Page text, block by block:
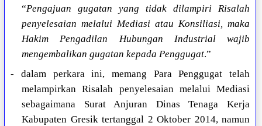
“Pengajuan gugatan yang tidak dilampiri Risalah
penyelesaian melalui Mediasi atau Konsiliasi, maka
Hakim Pengadilan Hubungan Industrial wajib
mengembalikan gugatan kepada Penggugat.”
- dalam perkara ini, memang Para Penggugat telah
melampirkan Risalah penyelesaian melalui Mediasi
sebagaimana Surat Anjuran Dinas Tenaga Kerja
Kabupaten Gresik tertanggal 2 Oktober 2014, namun